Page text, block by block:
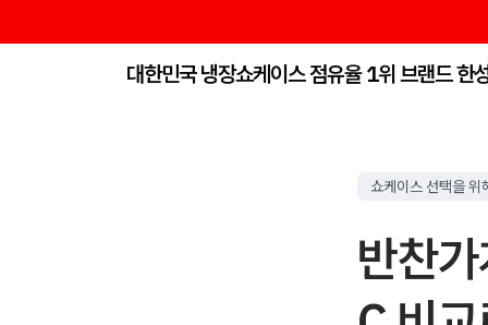
대한민국 냉장쇼케이스 점유율 1위 브랜드 한
쇼케이스 선택을 위
반찬